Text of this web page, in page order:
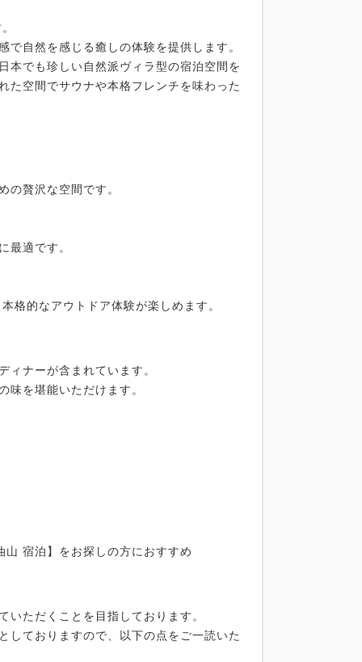
自然を感じる癒しの体験を提供します。
本でも珍しい自然派ヴィラ型の宿泊空間を
た空間でサウナや本格フレンチを味わった
贅沢な空間です。
最適です。
的なアウトドア体験が楽しめます。
ィナーが含まれています。
味を堪能いただけます。
宿泊】をお探しの方におすすめ
ただくことを目指しております。
しておりますので、以下の点をご一読いた